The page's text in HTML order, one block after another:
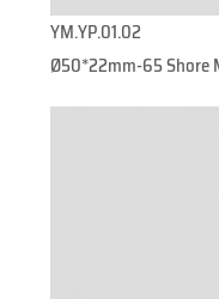
YM.YP.01.02
Ø50*22mm-65 Shore